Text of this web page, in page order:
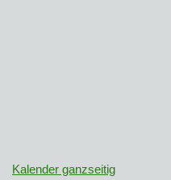
Kalender ganzseitig